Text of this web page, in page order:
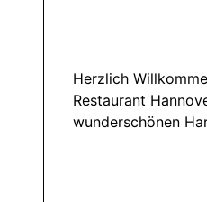
Herzlich
Restaurant
wunderschönen